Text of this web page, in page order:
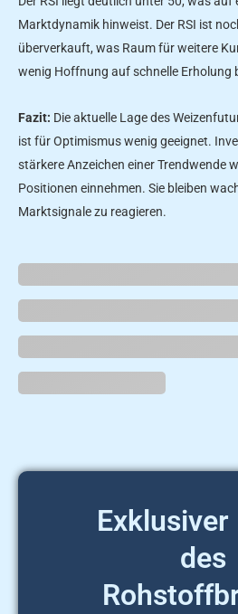
Marktdynamik hinweist. Der RSI ist
überverkauft, was Raum für weitere
wenig Hoffnung auf schnelle Erholung
Fazit: Die aktuelle Lage des
ist für Optimismus wenig geeignet.
stärkere Anzeichen einer Trendwende
Positionen einnehmen. Sie bleiben
Marktsignale zu reagieren.
Exklusiver
des